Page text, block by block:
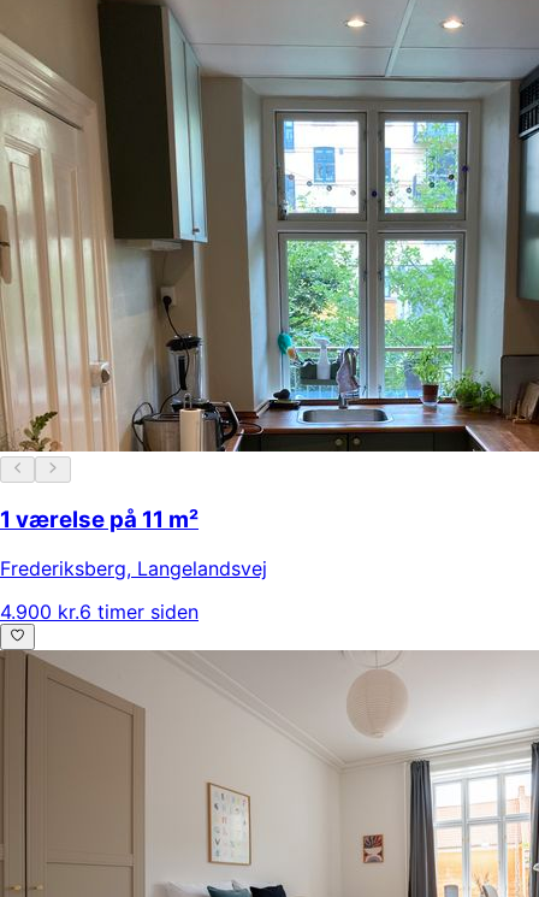
1 værelse på 11 m²
Frederiksberg, Langelandsvej
4.900 kr.6 timer siden